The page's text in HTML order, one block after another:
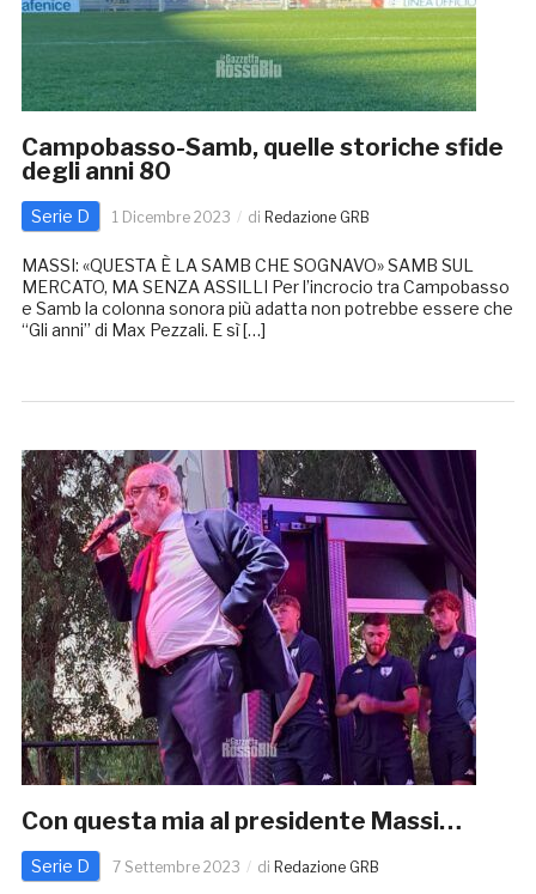
Campobasso-Samb, quelle storiche sfide
degli anni 80
Serie D 1 Dicembre 2023 di Redazione GRB
MASSI: «QUESTA È LA SAMB CHE SOGNAVO» SAMB SUL
MERCATO, MA SENZA ASSILLI Per l’incrocio tra Campobasso
e Samb la colonna sonora più adatta non potrebbe essere che
“Gli anni” di Max Pezzali. E sì […]
Con questa mia al presidente Massi…
Serie D 7 Settembre 2023 di Redazione GRB